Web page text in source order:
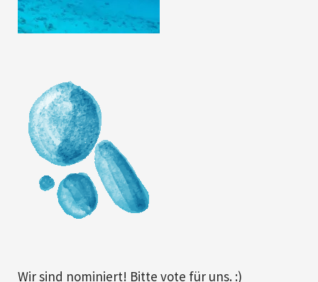
Wir sind nominiert! Bitte vote für uns. :)